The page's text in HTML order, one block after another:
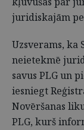
juridiskajām
Uzsverams, ka
neietekmē
savus PLG un
iesniegt
Novēršanas
PLG, kurš